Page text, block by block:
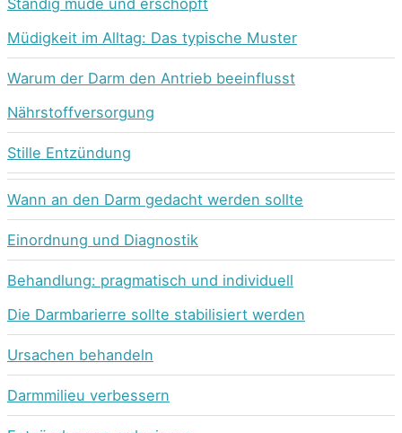
Ständig müde und erschöpft
Müdigkeit im Alltag: Das typische Muster
Warum der Darm den Antrieb beeinflusst
Nährstoffversorgung
Stille Entzündung
Wann an den Darm gedacht werden sollte
Einordnung und Diagnostik
Behandlung: pragmatisch und individuell
Die Darmbarierre sollte stabilisiert werden
Ursachen behandeln
Darmmilieu verbessern